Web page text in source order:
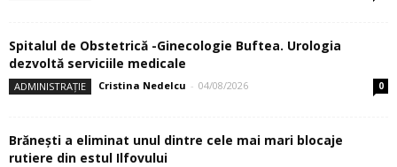
Spitalul de Obstetrică -Ginecologie Buftea. Urologia
dezvoltă serviciile medicale
ADMINISTRAȚIE Cristina Nedelcu - 04/08/2026 0
Brănești a eliminat unul dintre cele mai mari blocaje
rutiere din estul Ilfovului